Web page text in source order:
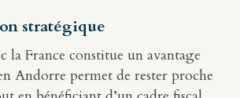
stratégique
la France constitue un avantage
Andorre permet de rester proche